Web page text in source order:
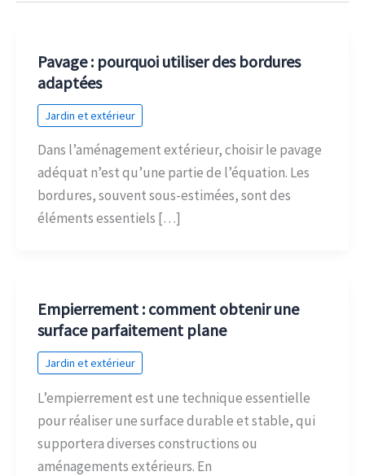
Pavage : pourquoi utiliser des bordures
adaptées
Jardin et extérieur
Dans l’aménagement extérieur, choisir le pavage
adéquat n’est qu’une partie de l’équation. Les
bordures, souvent sous-estimées, sont des
éléments essentiels […]
Empierrement : comment obtenir une
surface parfaitement plane
Jardin et extérieur
L’empierrement est une technique essentielle
pour réaliser une surface durable et stable, qui
supportera diverses constructions ou
aménagements extérieurs. En